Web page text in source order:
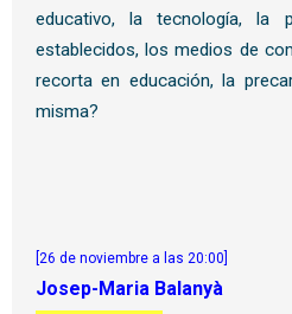
educativo, la tecnología, la
establecidos, los medios de
recorta en educación, la
misma?
[26 de noviembre a las 20:00]
Josep-Maria Balanyà